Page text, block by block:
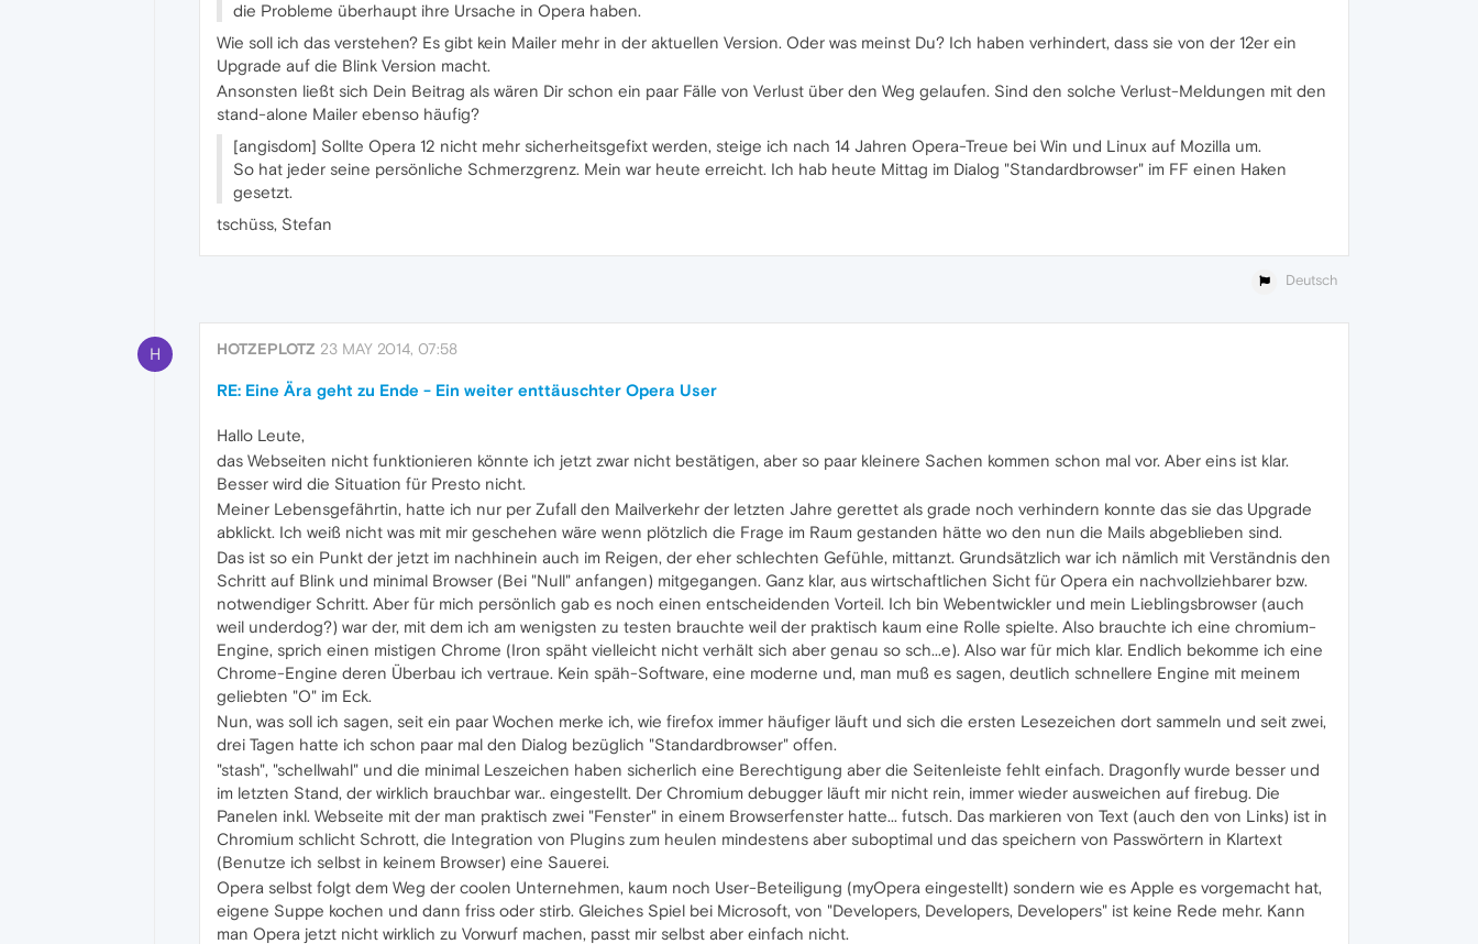
die Probleme überhaupt ihre Ursache in Opera haben.
Wie soll ich das verstehen? Es gibt kein Mailer mehr in der aktuellen Version. Oder was meinst Du? Ich haben verhindert, dass sie von der 12er ein
Upgrade auf die Blink Version macht.
Ansonsten ließt sich Dein Beitrag als wären Dir schon ein paar Fälle von Verlust über den Weg gelaufen. Sind den solche Verlust-Meldungen mit den
stand-alone Mailer ebenso häufig?
[angisdom] Sollte Opera 12 nicht mehr sicherheitsgefixt werden, steige ich nach 14 Jahren Opera-Treue bei Win und Linux auf Mozilla um.
So hat jeder seine persönliche Schmerzgrenz. Mein war heute erreicht. Ich hab heute Mittag im Dialog "Standardbrowser" im FF einen Haken
gesetzt.
tschüss, Stefan
Deutsch
H HOTZEPLOTZ 23 MAY 2014, 07:58
RE: Eine Ära geht zu Ende - Ein weiter enttäuschter Opera User
Hallo Leute,
das Webseiten nicht funktionieren könnte ich jetzt zwar nicht bestätigen, aber so paar kleinere Sachen kommen schon mal vor. Aber eins ist klar.
Besser wird die Situation für Presto nicht.
Meiner Lebensgefährtin, hatte ich nur per Zufall den Mailverkehr der letzten Jahre gerettet als grade noch verhindern konnte das sie das Upgrade
abklickt. Ich weiß nicht was mit mir geschehen wäre wenn plötzlich die Frage im Raum gestanden hätte wo den nun die Mails abgeblieben sind.
Das ist so ein Punkt der jetzt im nachhinein auch im Reigen, der eher schlechten Gefühle, mittanzt. Grundsätzlich war ich nämlich mit Verständnis den
Schritt auf Blink und minimal Browser (Bei "Null" anfangen) mitgegangen. Ganz klar, aus wirtschaftlichen Sicht für Opera ein nachvollziehbarer bzw.
notwendiger Schritt. Aber für mich persönlich gab es noch einen entscheidenden Vorteil. Ich bin Webentwickler und mein Lieblingsbrowser (auch
weil underdog?) war der, mit dem ich am wenigsten zu testen brauchte weil der praktisch kaum eine Rolle spielte. Also brauchte ich eine chromium-
Engine, sprich einen mistigen Chrome (Iron späht vielleicht nicht verhält sich aber genau so sch...e). Also war für mich klar. Endlich bekomme ich eine
Chrome-Engine deren Überbau ich vertraue. Kein späh-Software, eine moderne und, man muß es sagen, deutlich schnellere Engine mit meinem
geliebten "O" im Eck.
Nun, was soll ich sagen, seit ein paar Wochen merke ich, wie firefox immer häufiger läuft und sich die ersten Lesezeichen dort sammeln und seit zwei,
drei Tagen hatte ich schon paar mal den Dialog bezüglich "Standardbrowser" offen.
"stash", "schellwahl" und die minimal Leszeichen haben sicherlich eine Berechtigung aber die Seitenleiste fehlt einfach. Dragonfly wurde besser und
im letzten Stand, der wirklich brauchbar war.. eingestellt. Der Chromium debugger läuft mir nicht rein, immer wieder ausweichen auf firebug. Die
Panelen inkl. Webseite mit der man praktisch zwei "Fenster" in einem Browserfenster hatte... futsch. Das markieren von Text (auch den von Links) ist in
Chromium schlicht Schrott, die Integration von Plugins zum heulen mindestens aber suboptimal und das speichern von Passwörtern in Klartext
(Benutze ich selbst in keinem Browser) eine Sauerei.
Opera selbst folgt dem Weg der coolen Unternehmen, kaum noch User-Beteiligung (myOpera eingestellt) sondern wie es Apple es vorgemacht hat,
eigene Suppe kochen und dann friss oder stirb. Gleiches Spiel bei Microsoft, von "Developers, Developers, Developers" ist keine Rede mehr. Kann
man Opera jetzt nicht wirklich zu Vorwurf machen, passt mir selbst aber einfach nicht.